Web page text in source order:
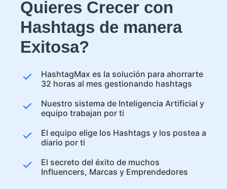
Quieres Crecer con
Hashtags de manera
Exitosa?
HashtagMax es la solución para ahorrarte
32 horas al mes gestionando hashtags
Nuestro sistema de Inteligencia Artificial y
equipo trabajan por ti
El equipo elige los Hashtags y los postea a
diario por ti
El secreto del éxito de muchos
Influencers, Marcas y Emprendedores